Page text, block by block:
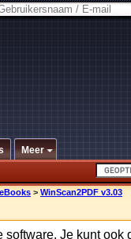
Meer
> WinScan2PDF v3.03
software. Je kunt ook